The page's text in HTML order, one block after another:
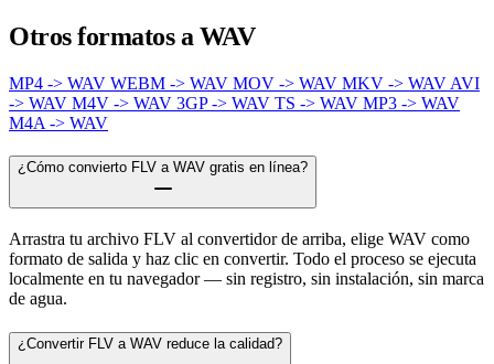
Otros formatos a WAV
MP4 -> WAV WEBM -> WAV MOV -> WAV MKV -> WAV AVI
-> WAV M4V -> WAV 3GP -> WAV TS -> WAV MP3 -> WAV
M4A -> WAV
¿Cómo convierto FLV a WAV gratis en línea?
Arrastra tu archivo FLV al convertidor de arriba, elige WAV como
formato de salida y haz clic en convertir. Todo el proceso se ejecuta
localmente en tu navegador — sin registro, sin instalación, sin marca
de agua.
¿Convertir FLV a WAV reduce la calidad?